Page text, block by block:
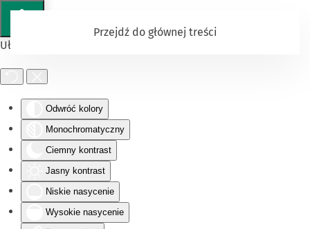
Ułatwienia dostępu
Odwróć kolory
Monochromatyczny
Ciemny kontrast
Jasny kontrast
Niskie nasycenie
Wysokie nasycenie
Przejdź do głównej treści